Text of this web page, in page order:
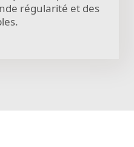
régularité et des